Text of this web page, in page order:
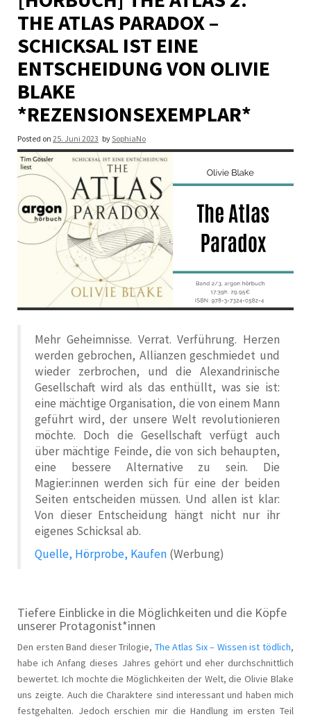
THE ATLAS PARADOX –
SCHICKSAL IST EINE
ENTSCHEIDUNG VON OLIVIE
BLAKE
*REZENSIONSEXEMPLAR*
Posted on 25. Juni 2023 bySophiaNo
Mehr Geheimnisse. Verrat. Verführung. Herzen
werden gebrochen, Allianzen geschmiedet und
wieder zerbrochen, und die Alexandrinische
Gesellschaft wird als das enthüllt, was sie ist:
eine mächtige Organisation, die von einem Mann
geführt wird, der unsere Welt revolutionieren
möchte. Doch die Gesellschaft verfügt auch
über mächtige Feinde, die von sich behaupten,
eine bessere Alternative zu sein. Die
Magier:innen werden sich für eine der beiden
Seiten entscheiden müssen. Und allen ist klar:
Von dieser Entscheidung hängt nicht nur ihr
eigenes Schicksal ab.
Quelle, Hörprobe, Kaufen (Werbung)
Tiefere Einblicke in die Möglichkeiten und die Köpfe
unserer Protagonist*innen
Den ersten Band dieser Trilogie, The Atlas Six – Wissen ist tödlich,
habe ich Anfang dieses Jahres gehört und eher durchschnittlich
bewertet. Ich mochte die Möglichkeiten der Welt, die Olivie Blake
uns zeigte. Auch die Charaktere sind interessant und haben mich
festgehalten. Jedoch erschien mir die Handlung im ersten Teil